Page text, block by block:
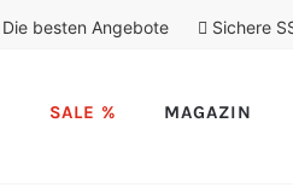
Die besten Angebote Sichere
SALE % MAGAZIN